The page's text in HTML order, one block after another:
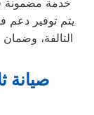
خدمة مضمونة
يتم توفير دعم
التالفة،
صيانة